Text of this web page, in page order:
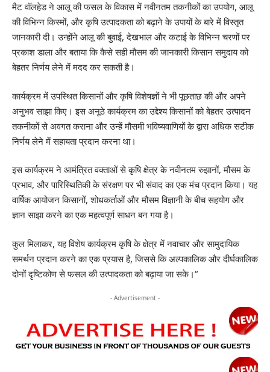
मैट वॉलहेड ने आलू की फसल के विकास में नवीनतम तकनीकों का उपयोग, आलू
की विभिन्न किस्मों, और कृषि उत्पादकता को बढ़ाने के उपायों के बारे में विस्तृत
जानकारी दी। उन्होंने आलू की बुवाई, देखभाल और कटाई के विभिन्न चरणों पर
प्रकाश डाला और बताया कि कैसे सही मौसम की जानकारी किसान समुदाय को
बेहतर निर्णय लेने में मदद कर सकती है।
कार्यक्रम में उपस्थित किसानों और कृषि विशेषज्ञों ने भी पूछताछ की और अपने
अनुभव साझा किए। इस अनूठे कार्यक्रम का उद्देश्य किसानों को बेहतर उत्पादन
तकनीकों से अवगत कराना और उन्हें मौसमी भविष्यवाणियों के द्वारा अधिक सटीक
निर्णय लेने में सहायता प्रदान करना था।
इस कार्यक्रम ने आमंत्रित वक्ताओं से कृषि क्षेत्र के नवीनतम रुझानों, मौसम के
प्रभाव, और पारिस्थितिकी के संरक्षण पर भी संवाद का एक मंच प्रदान किया। यह
वार्षिक आयोजन किसानों, शोधकर्ताओं और मौसम विज्ञानी के बीच सहयोग और
ज्ञान साझा करने का एक महत्वपूर्ण साधन बन गया है।
कुल मिलाकर, यह विशेष कार्यक्रम कृषि के क्षेत्र में नवाचार और सामुदायिक
समर्थन प्रदान करने का एक प्रयास है, जिससे कि अल्पकालिक और दीर्घकालिक
दोनों दृष्टिकोण से फसल की उत्पादकता को बढ़ाया जा सके।”
- Advertisement -